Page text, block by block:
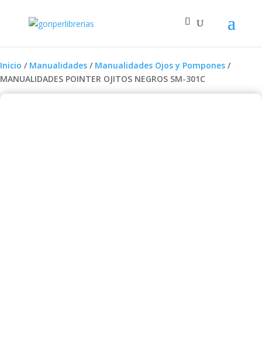
Inicio / Manualidades / Manualidades Ojos y Pompones /
MANUALIDADES POINTER OJITOS NEGROS SM-301C